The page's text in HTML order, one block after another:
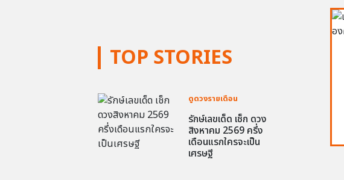
TOP STORIES
ดูดวงรายเดือน
รักษ์เลขเด็ด เช็ก ดวง
สิงหาคม 2569 ครึ่ง
เดือนแรกใครจะเป็น
เศรษฐี